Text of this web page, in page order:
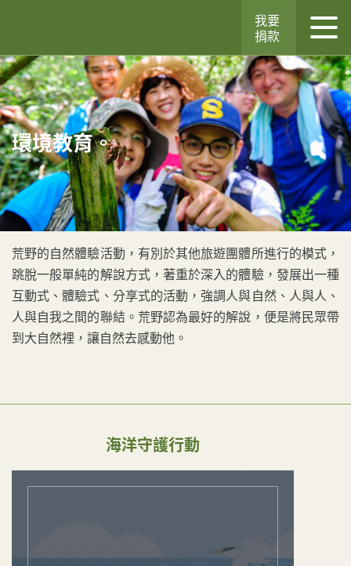
我要
捐款
環境教育。
荒野的自然體驗活動，有別於其他旅遊團體所進行的模式，
跳脫一般單純的解說方式，著重於深入的體驗，發展出一種
互動式、體驗式、分享式的活動，強調人與自然、人與人、
人與自我之間的聯結。荒野認為最好的解說，便是將民眾帶
到大自然裡，讓自然去感動他。
海洋守護行動